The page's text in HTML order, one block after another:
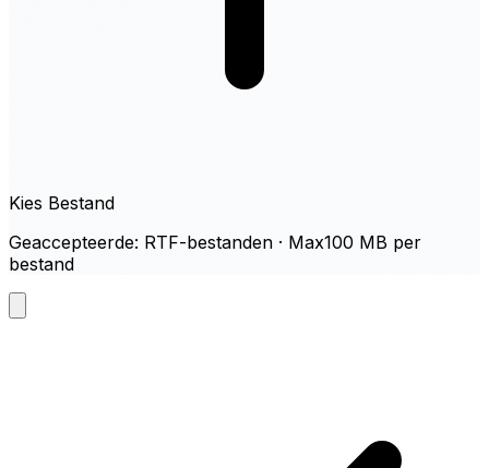
Kies Bestand
Geaccepteerde: RTF-bestanden · Max100 MB per
bestand